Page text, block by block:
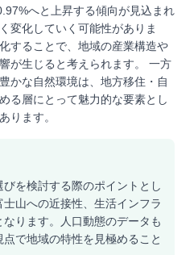
へと上昇する傾向が見込まれ
変化していく可能性がありま
することで、地域の産業構造や
が生じると考えられます。 一方
かな自然環境は、地方移住・自
る層にとって魅力的な要素とし
ります。
を検討する際のポイントとし
山への近接性、生活インフラ
ります。人口動態のデータも
で地域の特性を見極めること